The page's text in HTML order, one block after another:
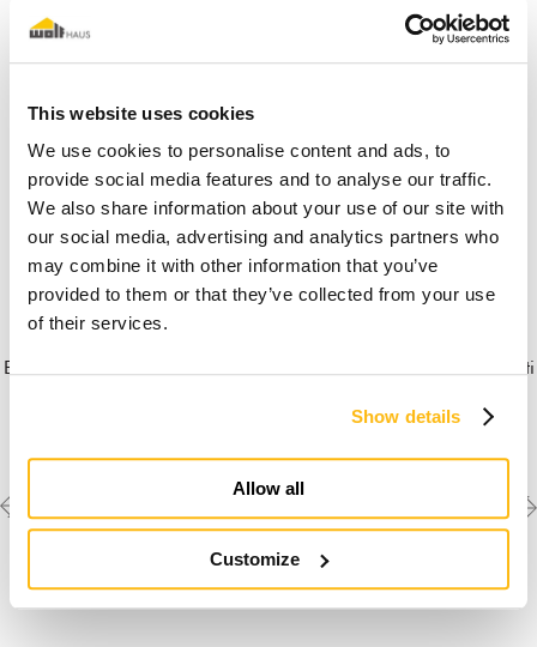
This website uses cookies
We use cookies to personalise content and ads, to
provide social media features and to analyse our traffic.
We also share information about your use of our site with
our social media, advertising and analytics partners who
may combine it with other information that you’ve
provided to them or that they’ve collected from your use
of their services.
Show details
Allow all
Customize
E' necessario
per guardare questi
project
Scopri le altre
realizzazioni
project